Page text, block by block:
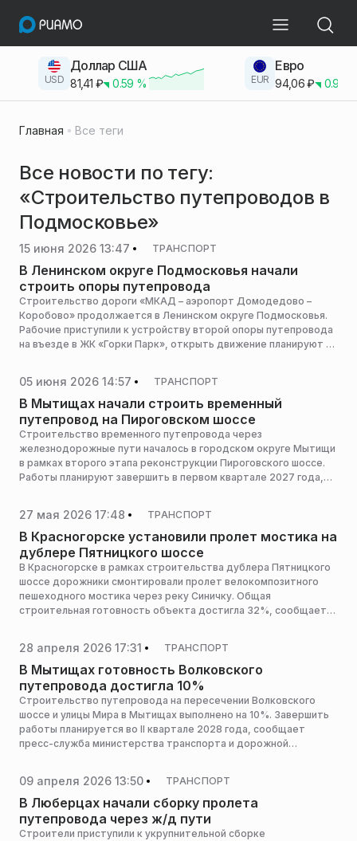
USD
Доллар США
81,41 ₽ 0.59 % EUR
Евро
94,06₽ 0.93
Главная Все теги
Все новости по тегу:
«Строительство путепроводов в
Подмосковье»
15 июня 2026 13:47 ТРАНСПОРТ
В Ленинском округе Подмосковья начали
строить опоры путепровода
Строительство дороги «МКАД – аэропорт Домодедово –
Коробово» продолжается в Ленинском округе Подмосковья.
Рабочие приступили к устройству второй опоры путепровода
на въезде в ЖК «Горки Парк», открыть движение планируют в
05 июня 2026 14:57 ТРАНСПОРТ
В Мытищах начали строить временный
путепровод на Пироговском шоссе
Строительство временного путепровода через
железнодорожные пути началось в городском округе Мытищи
в рамках второго этапа реконструкции Пироговского шоссе.
Работы планируют завершить в первом квартале 2027 года,
27 мая 2026 17:48 ТРАНСПОРТ
В Красногорске установили пролет мостика на
дублере Пятницкого шоссе
В Красногорске в рамках строительства дублера Пятницкого
шоссе дорожники смонтировали пролет велокомпозитного
пешеходного мостика через реку Синичку. Общая
строительная готовность объекта достигла 32%, сообщает
28 апреля 2026 17:31 ТРАНСПОРТ
В Мытищах готовность Волковского
путепровода достигла 10%
Строительство путепровода на пересечении Волковского
шоссе и улицы Мира в Мытищах выполнено на 10%. Завершить
работы планируется во II квартале 2028 года, сообщает
пресс-служба министерства транспорта и дорожной
09 апреля 2026 13:50 ТРАНСПОРТ
В Люберцах начали сборку пролета
путепровода через ж/д пути
Строители приступили к укрупнительной сборке